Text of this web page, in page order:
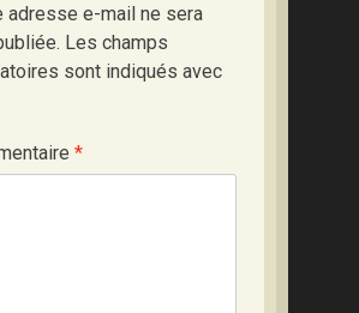
adresse e-mail ne sera
Les champs
sont indiqués avec
*